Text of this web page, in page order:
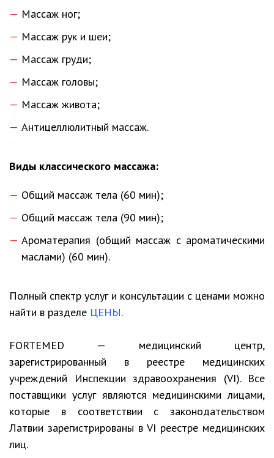
Массаж ног;
Массаж рук и шеи;
Массаж груди;
Массаж головы;
Массаж живота;
Антицеллюлитный массаж.
Виды классического массажа:
Общий массаж тела (60 мин);
Общий массаж тела (90 мин);
Ароматерапия (общий массаж с ароматическими
маслами) (60 мин).
Полный спектр услуг и консультации с ценами можно
найти в разделе ЦЕНЫ.
FORTEMED — медицинский центр,
зарегистрированный в реестре медицинских
учреждений Инспекции здравоохранения (VI). Все
поставщики услуг являются медицинскими лицами,
которые в соответствии с законодательством
Латвии зарегистрированы в VI реестре медицинских
лиц.